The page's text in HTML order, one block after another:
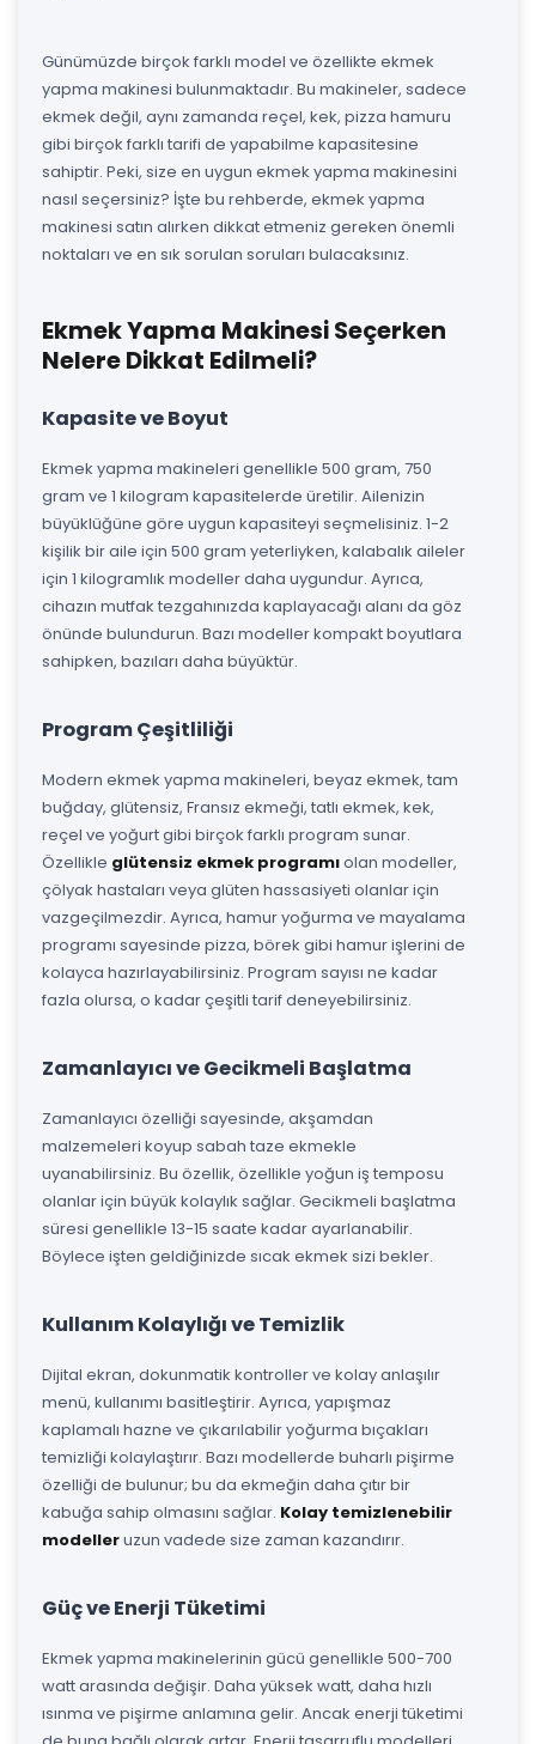
Günümüzde birçok farklı model ve özellikte ekmek
yapma makinesi bulunmaktadır. Bu makineler, sadece
ekmek değil, aynı zamanda reçel, kek, pizza hamuru
gibi birçok farklı tarifi de yapabilme kapasitesine
sahiptir. Peki, size en uygun ekmek yapma makinesini
nasıl seçersiniz? İşte bu rehberde, ekmek yapma
makinesi satın alırken dikkat etmeniz gereken önemli
noktaları ve en sık sorulan soruları bulacaksınız.
Ekmek Yapma Makinesi Seçerken
Nelere Dikkat Edilmeli?
Kapasite ve Boyut
Ekmek yapma makineleri genellikle 500 gram, 750
gram ve 1 kilogram kapasitelerde üretilir. Ailenizin
büyüklüğüne göre uygun kapasiteyi seçmelisiniz. 1-2
kişilik bir aile için 500 gram yeterliyken, kalabalık aileler
için 1 kilogramlık modeller daha uygundur. Ayrıca,
cihazın mutfak tezgahınızda kaplayacağı alanı da göz
önünde bulundurun. Bazı modeller kompakt boyutlara
sahipken, bazıları daha büyüktür.
Program Çeşitliliği
Modern ekmek yapma makineleri, beyaz ekmek, tam
buğday, glütensiz, Fransız ekmeği, tatlı ekmek, kek,
reçel ve yoğurt gibi birçok farklı program sunar.
Özellikle glütensiz ekmek programıolan modeller,
çölyak hastaları veya glüten hassasiyeti olanlar için
vazgeçilmezdir. Ayrıca, hamur yoğurma ve mayalama
programı sayesinde pizza, börek gibi hamur işlerini de
kolayca hazırlayabilirsiniz. Program sayısı ne kadar
fazla olursa, o kadar çeşitli tarif deneyebilirsiniz.
Zamanlayıcı ve Gecikmeli Başlatma
Zamanlayıcı özelliği sayesinde, akşamdan
malzemeleri koyup sabah taze ekmekle
uyanabilirsiniz. Bu özellik, özellikle yoğun iş temposu
olanlar için büyük kolaylık sağlar. Gecikmeli başlatma
süresi genellikle 13-15 saate kadar ayarlanabilir.
Böylece işten geldiğinizde sıcak ekmek sizi bekler.
Kullanım Kolaylığı ve Temizlik
Dijital ekran, dokunmatik kontroller ve kolay anlaşılır
menü, kullanımı basitleştirir. Ayrıca, yapışmaz
kaplamalı hazne ve çıkarılabilir yoğurma bıçakları
temizliği kolaylaştırır. Bazı modellerde buharlı pişirme
özelliği de bulunur; bu da ekmeğin daha çıtır bir
kabuğa sahip olmasını sağlar. Kolay temizlenebilir
modelleruzun vadede size zaman kazandırır.
Güç ve Enerji Tüketimi
Ekmek yapma makinelerinin gücü genellikle 500-700
watt arasında değişir. Daha yüksek watt, daha hızlı
ısınma ve pişirme anlamına gelir. Ancak enerji tüketimi